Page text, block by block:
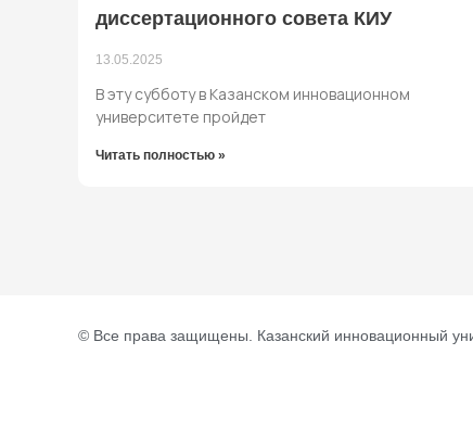
диссертационного совета КИУ
13.05.2025
В эту субботу в Казанском инновационном
университете пройдет
Читать полностью »
© Все права защищены. Казанский инновационный